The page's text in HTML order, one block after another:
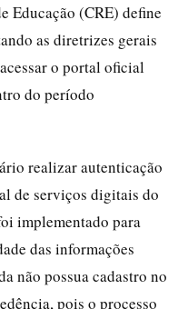
Educação (CRE) define
as diretrizes gerais
o portal oficial
do período
realizar autenticação
de serviços digitais do
implementado para
das informações
não possua cadastro no
pois o processo